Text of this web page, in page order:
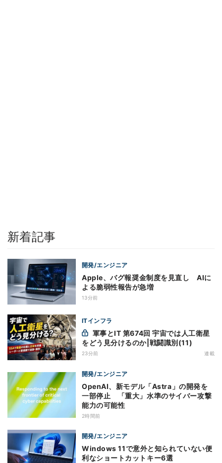
新着記事
開発/エンジニア
Apple、バグ報奨金制度を見直し AIに
よる脆弱性報告が急増
13分前
ITインフラ
をどう見分けるのか|戦闘識別(11)
23分前 連載
開発/エンジニア
OpenAI、新モデル「Astra」の開発を
一部停止 「重大」水準のサイバー攻撃
能力の可能性
2時間前
開発/エンジニア
Windows 11で意外と知られていない便
利なショートカットキー6選